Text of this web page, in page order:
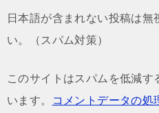
日本語が含まれない投稿は無
い。（スパム対策）
このサイトはスパムを低減
います。
コメントデータの処